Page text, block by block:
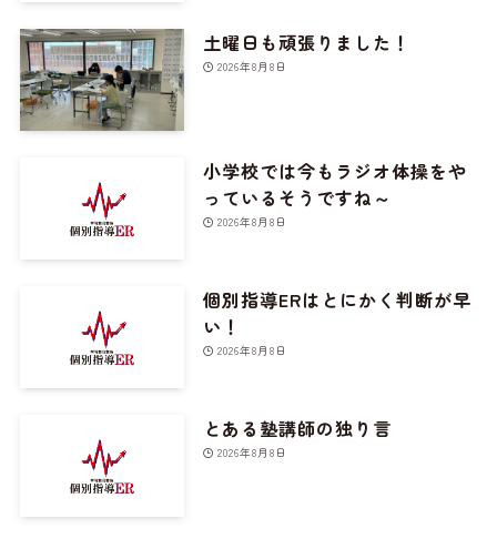
土曜日も頑張りました！
2026年8月8日
小学校では今もラジオ体操をや
っているそうですね～
2026年8月8日
個別指導ERはとにかく判断が早
い！
2026年8月8日
とある塾講師の独り言
2026年8月8日